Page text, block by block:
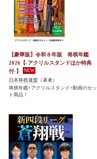
【豪華版】令和８年版 将棋年鑑
2026【-アクリルスタンドほか特典
付-】
日本将棋連盟 （著者）
将棋年鑑+アクリルスタンド+動画のセッ
ト商品！